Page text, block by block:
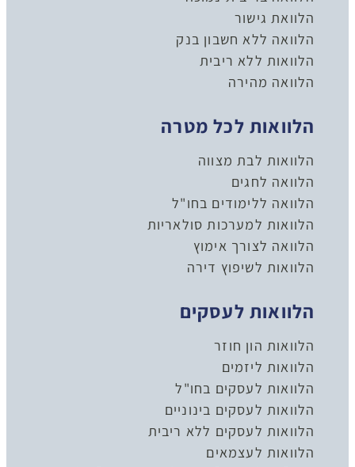
הלוואת גישור
הלוואה ללא חשבון בנק
הלוואות ללא ריבית
הלוואה מהירה
הלוואות לכל מטרה
הלוואות לבת מצווה
הלוואה לחגים
הלוואה ללימודים בחו"ל
הלוואות למערכות סולאריות
הלוואה לצורך אימוץ
הלוואות לשיפוץ דירה
הלוואות לעסקים
הלוואות הון חוזר
הלוואות ליזמים
הלוואות לעסקים בחו"ל
הלוואות לעסקים בינוניים
הלוואות לעסקים ללא ריבית
הלוואות לעצמאים